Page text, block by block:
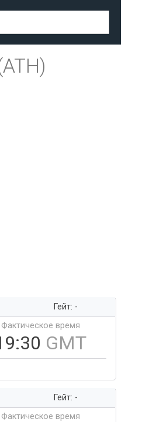
Гейт: -
Фактическое время
GMT
Гейт: -
Фактическое время